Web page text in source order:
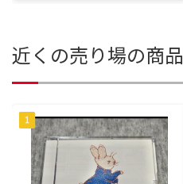
近くの売り場の商品